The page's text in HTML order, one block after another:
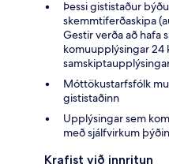
Þessi gististaður
skemmtiferðaskipa
Gestir verða að hafa
komuupplýsingar 24
Móttökustarfsfólk
gististaðinn
Upplýsingar sem
með sjálfvirkum
Krafist við innritun